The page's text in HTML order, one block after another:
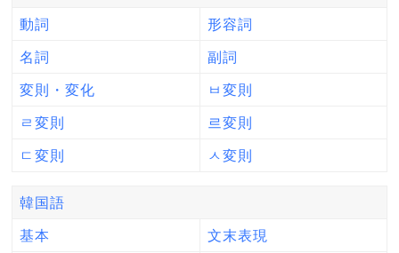
動詞 形容詞
名詞 副詞
変則・変化 ㅂ変則
ㄹ変則 르変則
ㄷ変則 ㅅ変則
韓国語
基本 文末表現